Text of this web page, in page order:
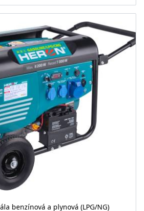
benzínová a plynová (LPG/NG)